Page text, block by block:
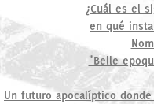
¿Cuál es el
en qué
"Belle
Un futuro apocalíptico